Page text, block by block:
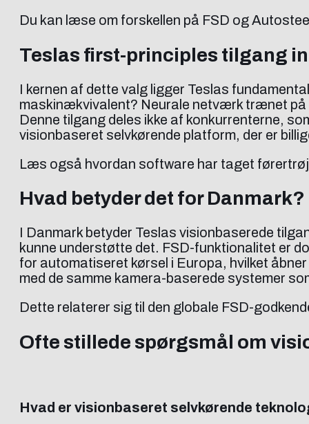
Du kan læse om forskellen på FSD og
Teslas first-principles tilgang
I kernen af dette valg ligger Teslas
maskinækvivalent? Neurale netværk trænet på
Denne tilgang deles ikke af konkurrenterne,
visionbaseret selvkørende platform, der er
Læs også hvordan software har taget
Hvad betyder det for Danmark?
I Danmark betyder Teslas visionbaserede
kunne understøtte det. FSD-funktionalitet er
for automatiseret kørsel i Europa, hvilket
med de samme kamera-baserede systemer
Dette relaterer sig til den globale FSD-
Ofte stillede spørgsmål om
Hvad er visionbaseret selvkørende